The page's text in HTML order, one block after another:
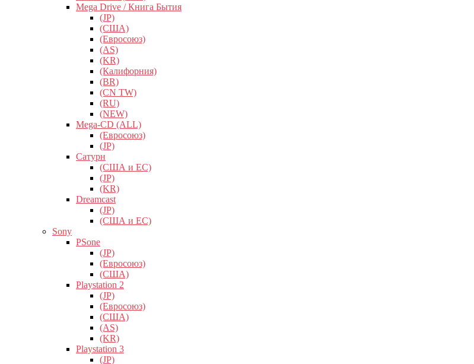
Mega Drive / Книга Бытия
(JP)
(США)
(Евросоюз)
(AS)
(KR)
(Калифорния)
(BR)
(CN TW)
(RU)
(NEW)
Mega-CD (ALL)
(Евросоюз)
(JP)
Сатурн
(США и ЕС)
(JP)
(KR)
Dreamcast
(JP)
(США и ЕС)
Sony
PSone
(JP)
(Евросоюз)
(США)
Playstation 2
(JP)
(Евросоюз)
(США)
(AS)
(KR)
Playstation 3
(JP)